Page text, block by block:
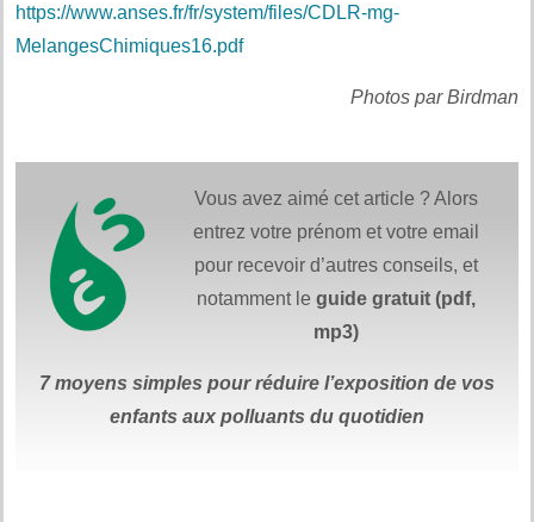
https://www.anses.fr/fr/system/files/CDLR-mg-
MelangesChimiques16.pdf
Photos par Birdman
Vous avez aimé cet article ? Alors
entrez votre prénom et votre email
pour recevoir d’autres conseils, et
notamment le guide gratuit (pdf,
mp3)
7 moyens simples pour réduire l’exposition de vos
enfants aux polluants du quotidien